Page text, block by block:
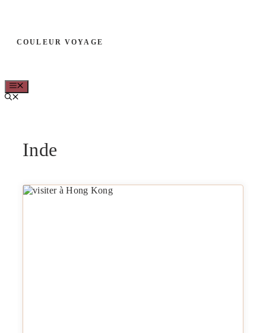
contenu
COULEUR VOYAGE
MENU
Inde